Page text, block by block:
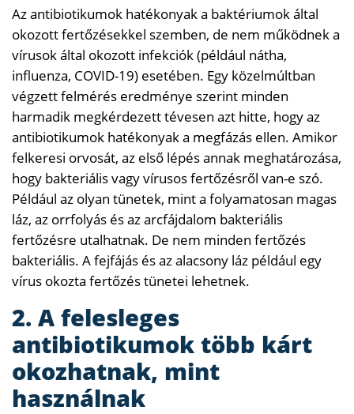
Az antibiotikumok hatékonyak a baktériumok által
okozott fertőzésekkel szemben, de nem működnek a
vírusok által okozott infekciók (például nátha,
influenza, COVID-19) esetében. Egy közelmúltban
végzett felmérés eredménye szerint minden
harmadik megkérdezett tévesen azt hitte, hogy az
antibiotikumok hatékonyak a megfázás ellen. Amikor
felkeresi orvosát, az első lépés annak meghatározása,
hogy bakteriális vagy vírusos fertőzésről van-e szó.
Például az olyan tünetek, mint a folyamatosan magas
láz, az orrfolyás és az arcfájdalom bakteriális
fertőzésre utalhatnak. De nem minden fertőzés
bakteriális. A fejfájás és az alacsony láz például egy
vírus okozta fertőzés tünetei lehetnek.
2. A felesleges
antibiotikumok több kárt
okozhatnak, mint
használnak